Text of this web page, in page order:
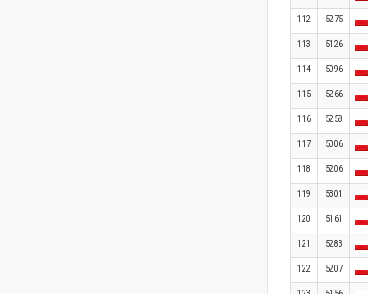
112 5275
113 5126
114 5096
115 5266
116 5258
117 5006
118 5206
119 5301
120 5161
121 5283
122 5207